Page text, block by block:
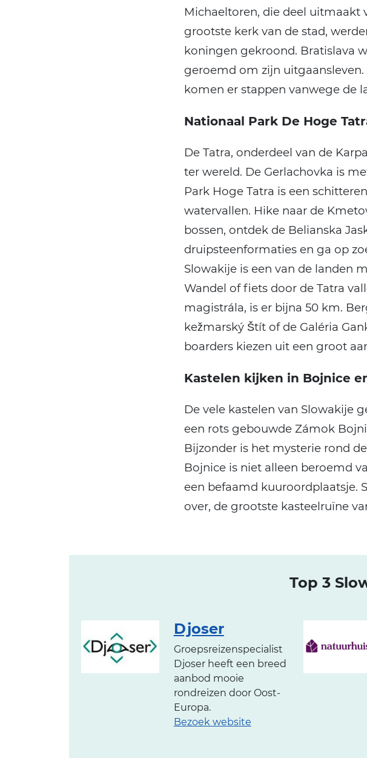
Michaeltoren, die deel uitmaakt
grootste kerk van de stad,
koningen gekroond. Bratislava
geroemd om zijn
komen er stappen vanwege de
Nationaal Park De Hoge
De Tatra, onderdeel van de
ter wereld. De Gerlachovka is
Park Hoge Tatra is een
watervallen. Hike naar de
bossen, ontdek de Belianska
druipsteenformaties en ga op
Slowakije is een van de landen
Wandel of fiets door de Tatra
magistrála, is er bijna 50 km.
kežmarský Štít of de Galéria
boarders kiezen uit een groot
Kastelen kijken in Bojnice
De vele kastelen van Slowakije
een rots gebouwde Zámok
Bijzonder is het mysterie rond
Bojnice is niet alleen beroemd
een befaamd kuuroordplaatsje.
over, de grootste kasteelruïne
Top 3
Djoser
Groepsreizenspecialist
Djoser heeft een breed
aanbod mooie
rondreizen door Oost-
Europa.
Bezoek website